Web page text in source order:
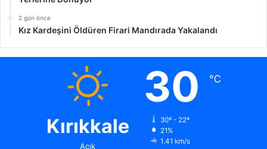
2 gün önce
Kız Kardeşini Öldüren Firari Mandırada Yakalandı
Kırıkkale
Açık
30 ℃
30º - 22º
21%
1.41 km/s